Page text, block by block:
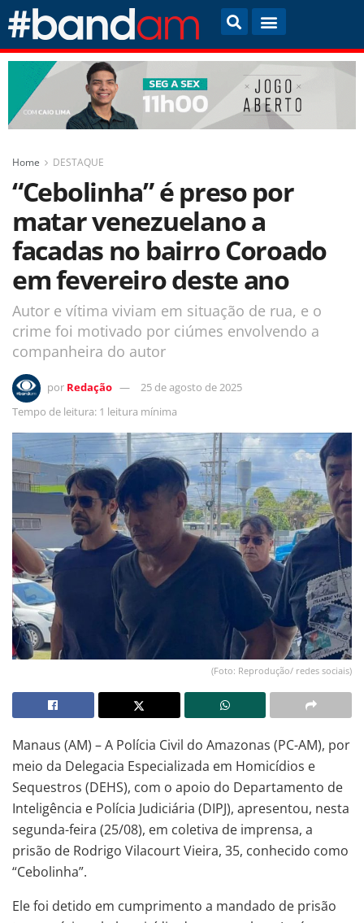
Home DESTAQUE
“Cebolinha” é preso por
matar venezuelano a
facadas no bairro Coroado
em fevereiro deste ano
Autor e vítima viviam em situação de rua, e o
crime foi motivado por ciúmes envolvendo a
companheira do autor
por Redação
25 de agosto de 2025
Tempo de leitura: 1 leitura mínima
(Foto: Reprodução/ redes sociais)
Manaus (AM) – A Polícia Civil do Amazonas (PC-AM), por
meio da Delegacia Especializada em Homicídios e
Sequestros (DEHS), com o apoio do Departamento de
Inteligência e Polícia Judiciária (DIPJ), apresentou, nesta
segunda-feira (25/08), em coletiva de imprensa, a
prisão de Rodrigo Vilacourt Vieira, 35, conhecido como
“Cebolinha”.
Ele foi detido em cumprimento a mandado de prisão